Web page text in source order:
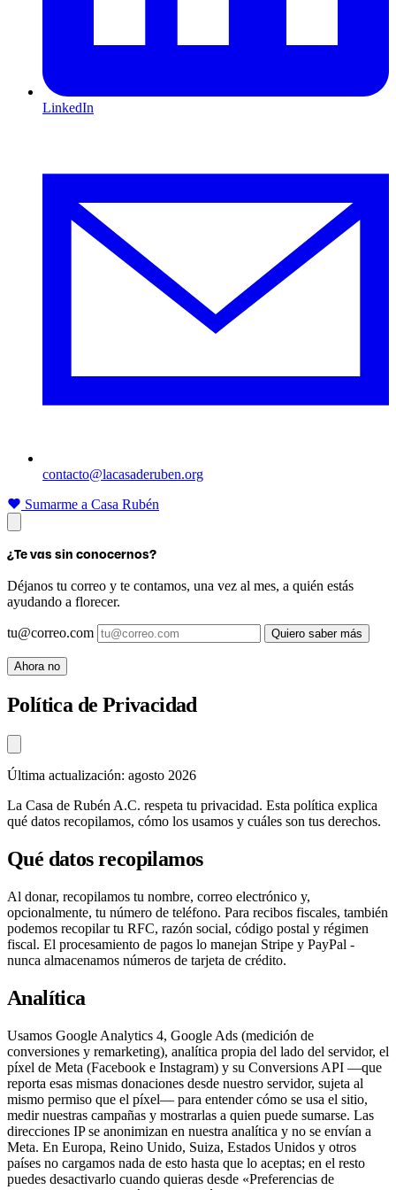
LinkedIn
contacto@lacasaderuben.org
Sumarme a Casa Rubén
¿Te vas sin conocernos?
Déjanos tu correo y te contamos, una vez al mes, a quién estás
ayudando a florecer.
tu@correo.com Quiero saber más
Ahora no
Política de Privacidad
Última actualización: agosto 2026
La Casa de Rubén A.C. respeta tu privacidad. Esta política explica
qué datos recopilamos, cómo los usamos y cuáles son tus derechos.
Qué datos recopilamos
Al donar, recopilamos tu nombre, correo electrónico y,
opcionalmente, tu número de teléfono. Para recibos fiscales, también
podemos recopilar tu RFC, razón social, código postal y régimen
fiscal. El procesamiento de pagos lo manejan Stripe y PayPal -
nunca almacenamos números de tarjeta de crédito.
Analítica
Usamos Google Analytics 4, Google Ads (medición de
conversiones y remarketing), analítica propia del lado del servidor, el
píxel de Meta (Facebook e Instagram) y su Conversions API —que
reporta esas mismas donaciones desde nuestro servidor, sujeta al
mismo permiso que el píxel— para entender cómo se usa el sitio,
medir nuestras campañas y mostrarlas a quien puede sumarse. Las
direcciones IP se anonimizan en nuestra analítica y no se envían a
Meta. En Europa, Reino Unido, Suiza, Estados Unidos y otros
países no cargamos nada de esto hasta que lo aceptas; en el resto
puedes desactivarlo cuando quieras desde «Preferencias de